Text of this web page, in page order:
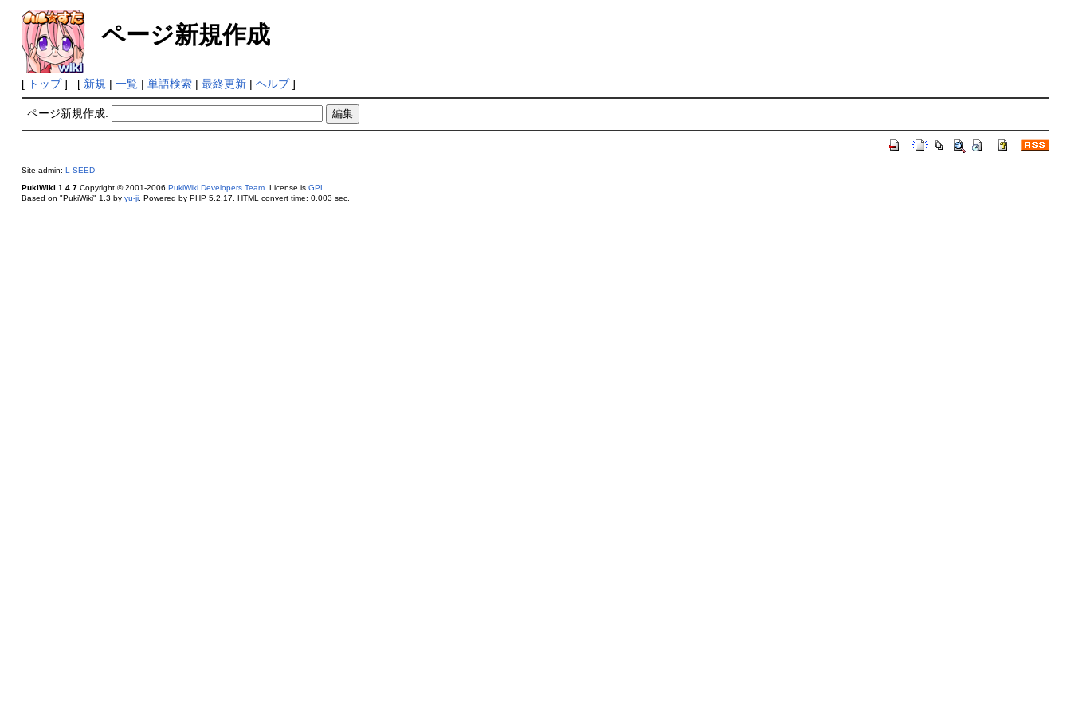
ページ新規作成
[ トップ] [ 新規 | 一覧| 単語検索| 最終更新| ヘルプ]
ページ新規作成:
Site admin: L-SEED
PukiWiki 1.4.7Copyright © 2001-2006 PukiWiki Developers Team. License is GPL
Based on "PukiWiki" 1.3 by yu-ji. Powered by PHP 5.2.17. HTML convert time: 0.003 sec.